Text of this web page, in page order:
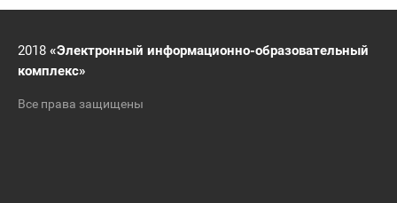
2018 «Электронный информационно-образовательный
комплекс»
Все права защищены